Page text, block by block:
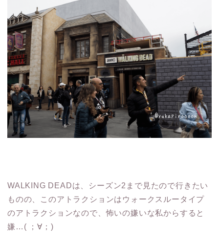
WALKING DEADは、シーズン2まで見たので行きたい
ものの、このアトラクションはウォークスルータイプ
のアトラクションなので、怖いの嫌いな私からすると
嫌…( ；∀；)